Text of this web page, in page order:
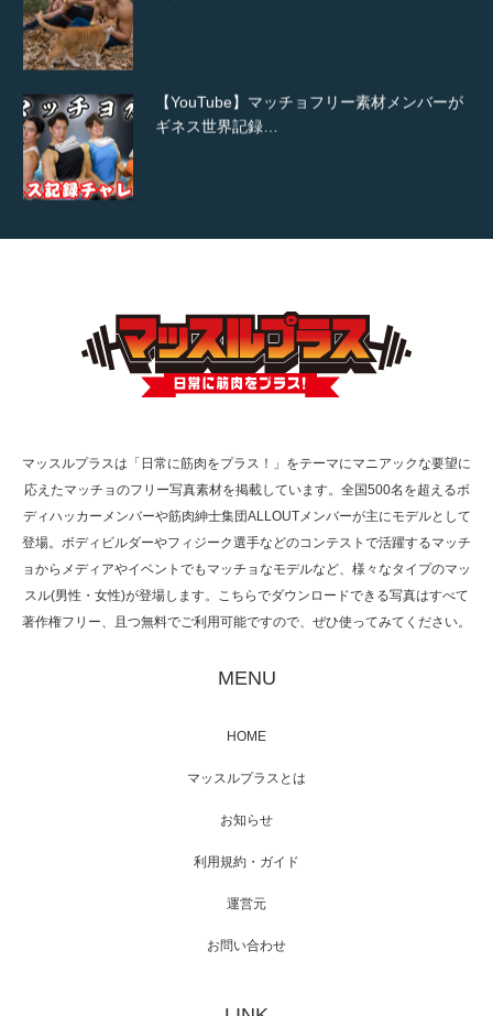
【YouTube】マッチョフリー素材メンバーが
ギネス世界記録…
TOKYO FMラジオ番組「ONE MORNING」
で紹介さ…
た（6/8放送）
映画「メカバース」舞台挨拶へマッスルプラ
【TV】NHK BS「COOL JAPAN 」にてマッス
マッスルプラスは「日常に筋肉をプラス！」をテーマにマニアックな要望に
応えたマッチョのフリー写真素材を掲載しています。全国500名を超えるボ
ディハッカーメンバーや筋肉紳士集団ALLOUTメンバーが主にモデルとして
登場。ボディビルダーやフィジーク選手などのコンテストで活躍するマッチ
ョからメディアやイベントでもマッチョなモデルなど、様々なタイプのマッ
スル(男性・女性)が登場します。こちらでダウンロードできる写真はすべて
著作権フリー、且つ無料でご利用可能ですので、ぜひ使ってみてください。
MENU
HOME
マッスルプラスとは
お知らせ
利用規約・ガイド
運営元
お問い合わせ